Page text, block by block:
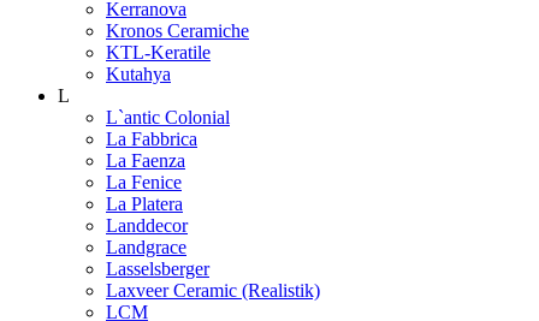
Kerranova
Kronos Ceramiche
KTL-Keratile
Kutahya
L
L`antic Colonial
La Fabbrica
La Faenza
La Fenice
La Platera
Landdecor
Landgrace
Lasselsberger
Laxveer Ceramic (Realistik)
LCM